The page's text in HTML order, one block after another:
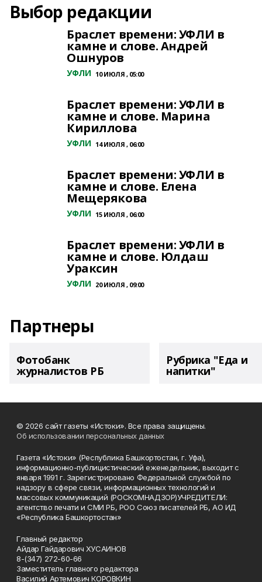
Выбор редакции
Браслет времени: УФЛИ в
камне и слове. Андрей
Ошнуров
УФЛИ 10 ИЮЛЯ , 05:00
Браслет времени: УФЛИ в
камне и слове. Марина
Кириллова
УФЛИ 14 ИЮЛЯ , 06:00
Браслет времени: УФЛИ в
камне и слове. Елена
Мещерякова
УФЛИ 15 ИЮЛЯ , 06:00
Браслет времени: УФЛИ в
камне и слове. Юлдаш
Ураксин
УФЛИ 20 ИЮЛЯ , 09:00
Партнеры
Фотобанк
журналистов РБ
Рубрика "Еда и
напитки"
© 2026 сайт газеты «Истоки». Все права защищены.
Об использовании персональных данных
Газета «Истоки» (Республика Башкортостан, г. Уфа),
информационно-публицистический еженедельник, выходит с
января 1991 г. Зарегистрировано Федеральной службой по
надзору в сфере связи, информационных технологий и
массовых коммуникаций (РОСКОМНАДЗОР)УЧРЕДИТЕЛИ:
агентство печати и СМИ РБ, РОО Союз писателей РБ, АО ИД
«Республика Башкортостан»
Главный редактор
Айдар Гайдарович ХУСАИНОВ
8-(347) 272-60-66
Заместитель главного редактора
Василий Артемович КОРОВКИН